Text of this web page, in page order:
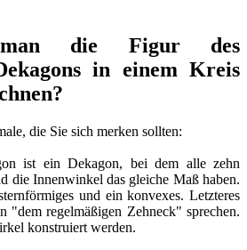
die Figur des
in einem Kreis
die Sie sich merken sollten:
ist ein Dekagon, bei dem alle zehn
die Innenwinkel das gleiche Maß haben.
und ein konvexes. Letzteres
"dem regelmäßigen Zehneck" sprechen.
konstruiert werden.